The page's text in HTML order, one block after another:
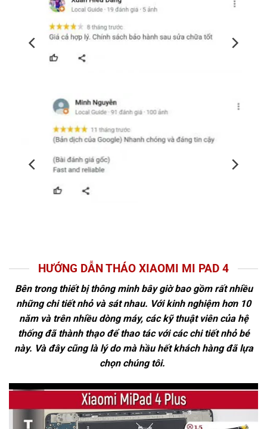
HƯỚNG DẪN THÁO XIAOMI MI PAD 4
Bên trong thiết bị thông minh bây giờ bao gồm rất nhiều
những chi tiết nhỏ và sát nhau. Với kinh nghiệm hơn 10
năm và trên nhiều dòng máy, các kỹ thuật viên của hệ
thống đã thành thạo để thao tác với các chi tiết nhỏ bé
này. Và đây cũng là lý do mà hầu hết khách hàng đã lựa
chọn chúng tôi.